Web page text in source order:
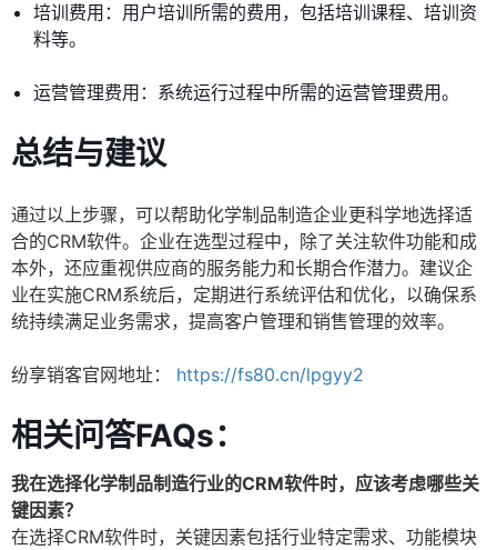
培训费用：用户培训所需的费用，包括培训课程、培训资
料等。
运营管理费用：系统运行过程中所需的运营管理费用。
总结与建议
通过以上步骤，可以帮助化学制品制造企业更科学地选择适
合的CRM软件。企业在选型过程中，除了关注软件功能和成
本外，还应重视供应商的服务能力和长期合作潜力。建议企
业在实施CRM系统后，定期进行系统评估和优化，以确保系
统持续满足业务需求，提高客户管理和销售管理的效率。
纷享销客官网地址： https://fs80.cn/lpgyy2
相关问答FAQs：
我在选择化学制品制造行业的CRM软件时，应该考虑哪些关
键因素？
在选择CRM软件时，关键因素包括行业特定需求、功能模块